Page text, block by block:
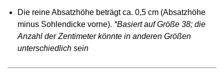
Die reine Absatzhöhe beträgt ca. 0,5 cm (Absatzhöhe
minus Sohlendicke vorne). *Basiert auf Größe 38; die
Anzahl der Zentimeter könnte in anderen Größen
unterschiedlich sein